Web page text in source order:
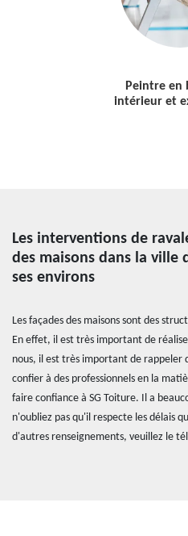
Peintre en
intérieur et
Les interventions de
des maisons dans la ville
ses environs
Les façades des maisons sont des
En effet, il est très important de
nous, il est très important de rappeler
confier à des professionnels en la
faire confiance à SG Toiture. Il a
n'oubliez pas qu'il respecte les délais
d'autres renseignements, veuillez le